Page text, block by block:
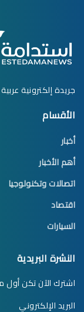
جريدة إلكترونية
الأقسام
أخبار
أهم الأخبار
اتصالات وتكنولوجيا
اقتصاد
السيارات
النشرة البريدية
اشترك الآن تكن
البريد الإلكتروني